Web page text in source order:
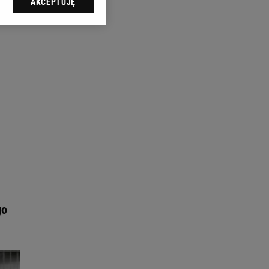
sp. z o.o., jej
swoje preferencje
celów identyfikacji.
reklam i treści,